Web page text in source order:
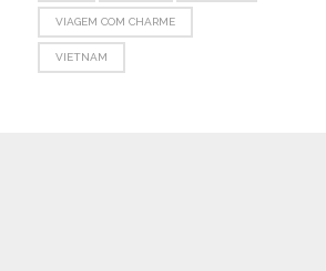
VIAGEM COM CHARME
VIETNAM